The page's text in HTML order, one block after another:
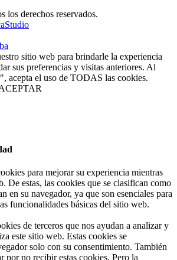
derechos reservados.
sitio web para brindarle la experiencia
sus preferencias y visitas anteriores. Al
acepta el uso de TODAS las cookies.
para mejorar su experiencia mientras
De estas, las cookies que se clasifican como
en su navegador, ya que son esenciales para
funcionalidades básicas del sitio web.
de terceros que nos ayudan a analizar y
este sitio web. Estas cookies se
solo con su consentimiento. También
por no recibir estas cookies. Pero la